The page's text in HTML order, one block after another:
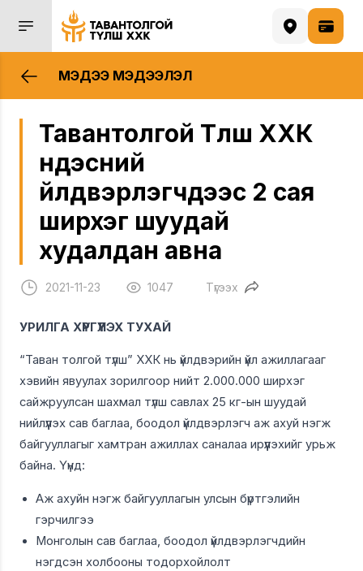
МЭДЭЭ МЭДЭЭЛЭЛ
Тавантолгой Түлш ХХК
үндэсний
үйлдвэрлэгчдээс 2 сая
ширхэг шуудай
худалдан авна
2021-11-23 1047 Түгээх
УРИЛГА ХҮРГҮҮЛЭХ ТУХАЙ
“Таван толгой түлш” ХХК нь үйлдвэрийн үйл ажиллагааг
хэвийн явуулах зорилгоор нийт 2.000.000 ширхэг
сайжруулсан шахмал түлш савлах 25 кг-ын шуудай
нийлүүлэх сав баглаа, боодол үйлдвэрлэгч аж ахуй нэгж
байгууллагыг хамтран ажиллах саналаа ирүүлэхийг урьж
байна. Үүнд:
Аж ахуйн нэгж байгууллагын улсын бүртгэлийн
гэрчилгээ
Монголын сав баглаа, боодол үйлдвэрлэгчдийн
нэгдсэн холбооны тодорхойлолт